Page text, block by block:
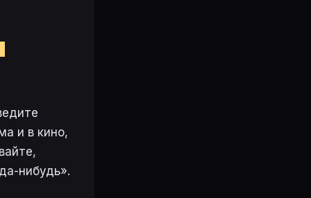
и в кино,
нибудь».